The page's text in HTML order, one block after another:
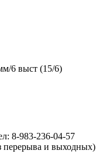
6 выст (15/6)
8-983-236-04-57
перерыва и выходных)